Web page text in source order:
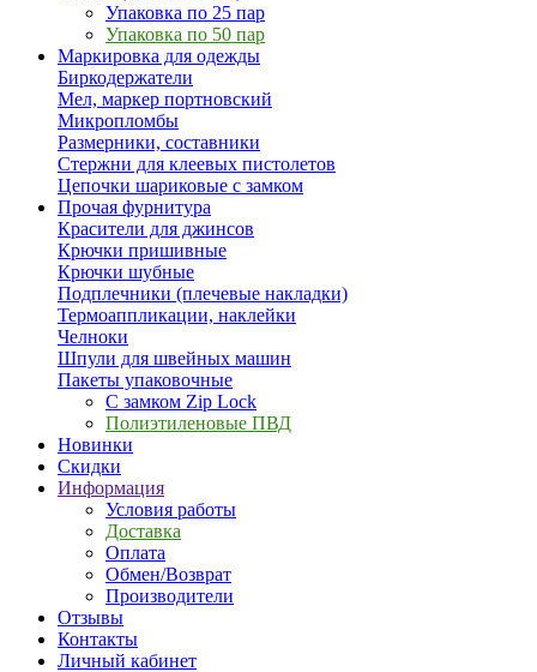
Упаковка по 25 пар
Упаковка по 50 пар
Маркировка для одежды
Биркодержатели
Мел, маркер портновский
Микропломбы
Размерники, составники
Стержни для клеевых пистолетов
Цепочки шариковые с замком
Прочая фурнитура
Красители для джинсов
Крючки пришивные
Крючки шубные
Подплечники (плечевые накладки)
Термоаппликации, наклейки
Челноки
Шпули для швейных машин
Пакеты упаковочные
С замком Zip Lock
Полиэтиленовые ПВД
Новинки
Скидки
Информация
Условия работы
Доставка
Оплата
Обмен/Возврат
Производители
Отзывы
Контакты
Личный кабинет